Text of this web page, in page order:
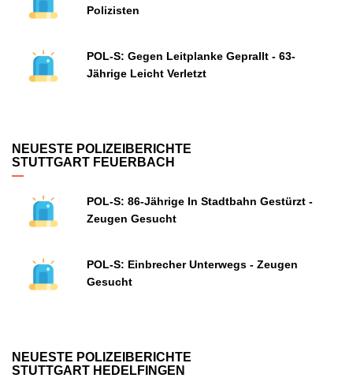
Polizisten
POL-S: Gegen Leitplanke Geprallt - 63-
Jährige Leicht Verletzt
NEUESTE POLIZEIBERICHTE
STUTTGART FEUERBACH
POL-S: 86-Jährige In Stadtbahn Gestürzt -
Zeugen Gesucht
POL-S: Einbrecher Unterwegs - Zeugen
Gesucht
NEUESTE POLIZEIBERICHTE
STUTTGART HEDELFINGEN